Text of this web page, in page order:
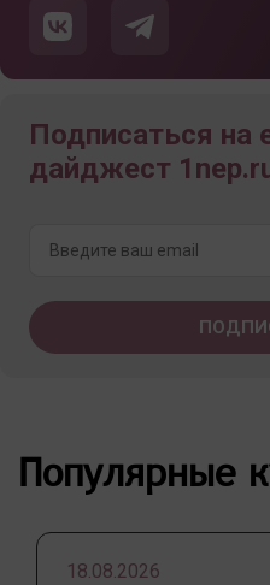
Подписаться
дайджест
Популярные
18.08.2026